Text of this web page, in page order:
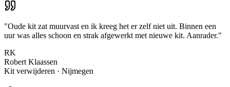
"Oude kit zat muurvast en ik kreeg het er zelf niet uit. Binnen een
uur was alles schoon en strak afgewerkt met nieuwe kit. Aanrader."
RK
Robert Klaassen
Kit verwijderen · Nijmegen